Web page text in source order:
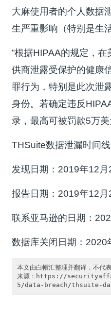
大麻使用者的个人数据
生严重影响（特别是生
“根据HIPAA的规定，
供商泄露受保护的健康
罪行为，特别是此次泄
身份。若确定违反
录，最高可被罚款5万
THSuite数据泄漏时间线
发现日期：2019年12月
报告日期：2019年12月
联系亚马逊的日期：
数据库关闭日期：2020
本文由白帽汇整理并翻译，不代
来源：https://